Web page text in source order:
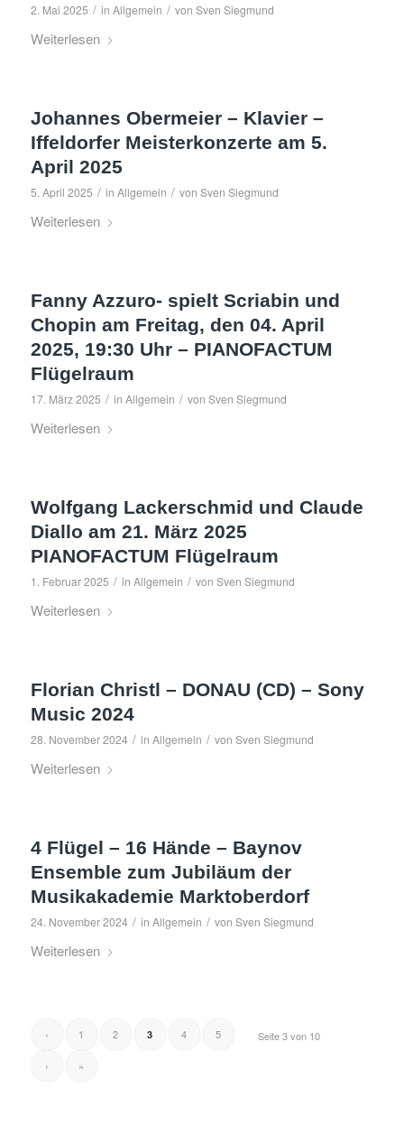
2. Mai 2025 / in Allgemein / von Sven Siegmund
Weiterlesen
Johannes Obermeier – Klavier –
Iffeldorfer Meisterkonzerte am 5.
April 2025
5. April 2025 / in Allgemein / von Sven Siegmund
Weiterlesen
Fanny Azzuro- spielt Scriabin und
Chopin am Freitag, den 04. April
2025, 19:30 Uhr – PIANOFACTUM
Flügelraum
17. März 2025 / in Allgemein / von Sven Siegmund
Weiterlesen
Wolfgang Lackerschmid und Claude
Diallo am 21. März 2025
PIANOFACTUM Flügelraum
1. Februar 2025 / in Allgemein / von Sven Siegmund
Weiterlesen
Florian Christl – DONAU (CD) – Sony
Music 2024
28. November 2024 / in Allgemein / von Sven Siegmund
Weiterlesen
4 Flügel – 16 Hände – Baynov
Ensemble zum Jubiläum der
Musikakademie Marktoberdorf
24. November 2024 / in Allgemein / von Sven Siegmund
Weiterlesen
Seite 3 von 10
‹ 1 2 3 4 5
› »